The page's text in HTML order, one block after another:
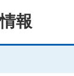
報